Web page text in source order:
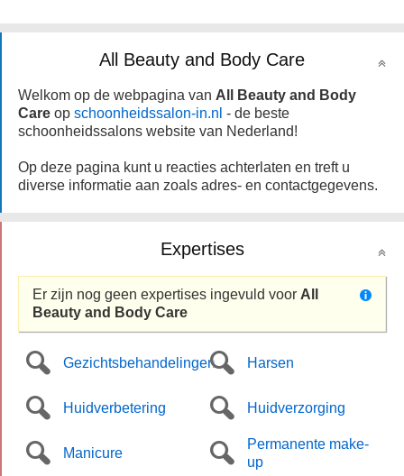
All Beauty and Body Care
Welkom op de webpagina van All Beauty and Body
Care op schoonheidssalon-in.nl - de beste
schoonheidssalons website van Nederland!
Op deze pagina kunt u reacties achterlaten en treft u
diverse informatie aan zoals adres- en contactgegevens.
Expertises
Er zijn nog geen expertises ingevuld voor All
Beauty and Body Care
Gezichtsbehandelingen Harsen
Huidverbetering Huidverzorging
Manicure
Permanente make-
up